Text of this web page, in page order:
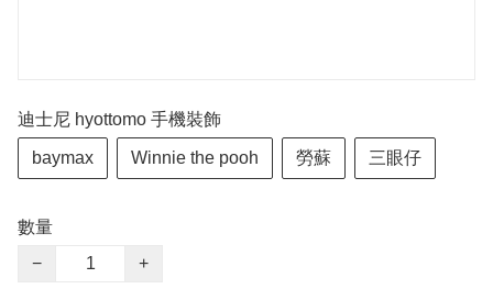
迪士尼 hyottomo 手機裝飾
baymax Winnie the pooh 勞蘇 三眼仔
數量
−
+